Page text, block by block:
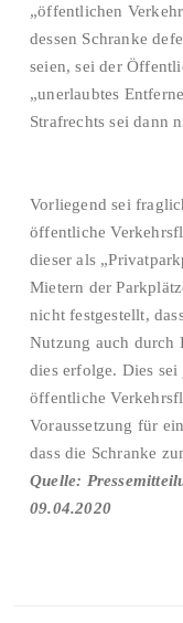
„öffentlichen
dessen Schranke
seien, sei der
„unerlaubtes
Strafrechts sei dann
Vorliegend sei
öffentliche
dieser als
Mietern der
nicht festgestellt,
Nutzung auch durch
dies erfolge. Dies sei
öffentliche
Voraussetzung für
dass die Schranke
Quelle:
09.04.2020